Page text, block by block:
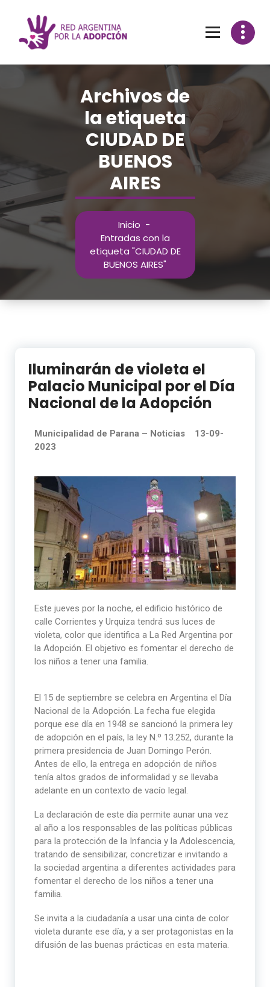
Archivos de
la etiqueta
CIUDAD DE
BUENOS
AIRES
Inicio -
Entradas con la
etiqueta "CIUDAD DE
BUENOS AIRES"
Iluminarán de violeta el
Palacio Municipal por el Día
Nacional de la Adopción
Municipalidad de Parana – Noticias 13-09-
2023
Este jueves por la noche, el edificio histórico de
calle Corrientes y Urquiza tendrá sus luces de
violeta, color que identifica a La Red Argentina por
la Adopción. El objetivo es fomentar el derecho de
los niños a tener una familia.
El 15 de septiembre se celebra en Argentina el Día
Nacional de la Adopción. La fecha fue elegida
porque ese día en 1948 se sancionó la primera ley
de adopción en el país, la ley N.º 13.252, durante la
primera presidencia de Juan Domingo Perón.
Antes de ello, la entrega en adopción de niños
tenía altos grados de informalidad y se llevaba
adelante en un contexto de vacío legal.
La declaración de este día permite aunar una vez
al año a los responsables de las políticas públicas
para la protección de la Infancia y la Adolescencia,
tratando de sensibilizar, concretizar e invitando a
la sociedad argentina a diferentes actividades para
fomentar el derecho de los niños a tener una
familia.
Se invita a la ciudadanía a usar una cinta de color
violeta durante ese día, y a ser protagonistas en la
difusión de las buenas prácticas en esta materia.